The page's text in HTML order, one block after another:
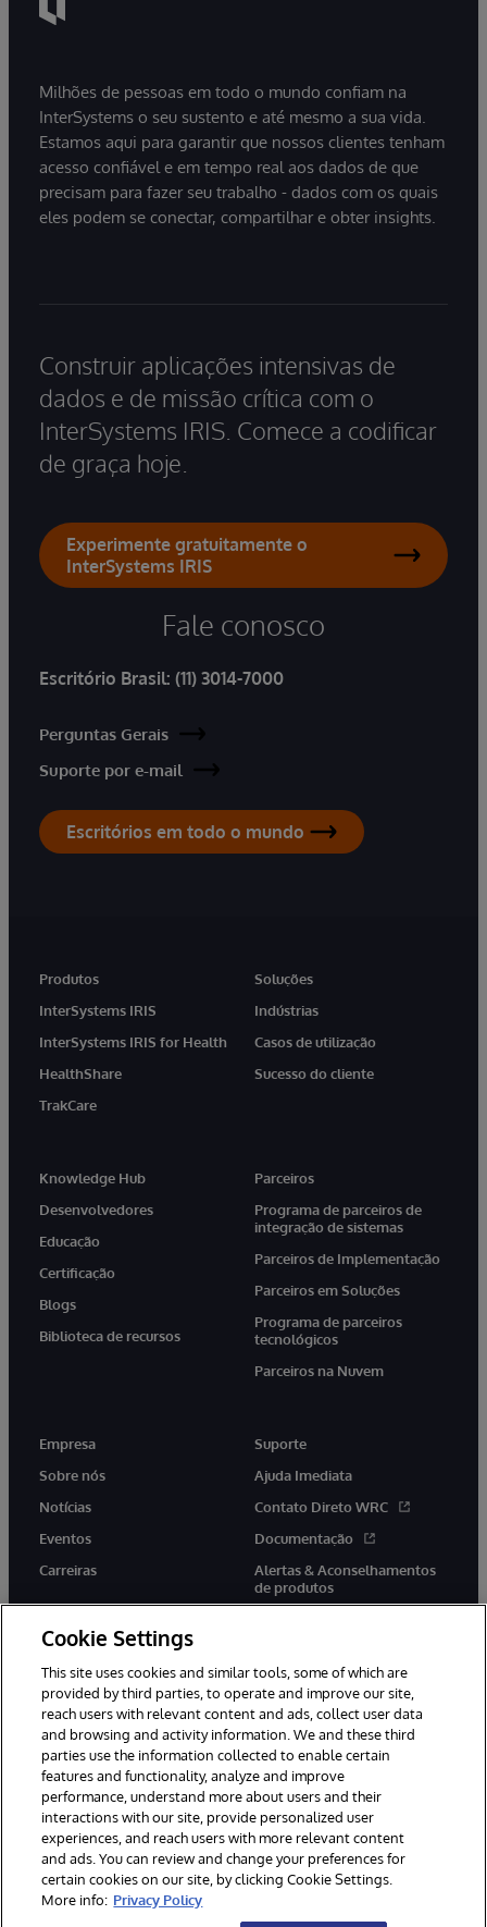
Milhões de pessoas em todo o mundo confiam na
InterSystems o seu sustento e até mesmo a sua vida.
Estamos aqui para garantir que nossos clientes tenham
acesso confiável e em tempo real aos dados de que
precisam para fazer seu trabalho - dados com os quais
eles podem se conectar, compartilhar e obter insights.
Construir aplicações intensivas de
dados e de missão crítica com o
InterSystems IRIS. Comece a codificar
de graça hoje.
Experimente gratuitamente o
InterSystems IRIS
Fale conosco
Escritório Brasil: (11) 3014-7000
Perguntas Gerais
Suporte por e-mail
Escritórios em todo o mundo
Produtos
InterSystems IRIS
InterSystems IRIS for Health
HealthShare
TrakCare
Soluções
Indústrias
Casos de utilização
Sucesso do cliente
Knowledge Hub
Desenvolvedores
Educação
Certificação
Blogs
Biblioteca de recursos
Parceiros
Programa de parceiros de
integração de sistemas
Parceiros de Implementação
Parceiros em Soluções
Programa de parceiros
tecnológicos
Parceiros na Nuvem
Empresa
Sobre nós
Notícias
Eventos
Carreiras
Suporte
Ajuda Imediata
Contato Direto WRC
Documentação
Alertas & Aconselhamentos
de produtos
twitter youtubefacebooklinkedin
© 1996-2022 InterSystems Corporation, Boston, MA. Todos os
direitos reservados.
Avisos/Termos & Condições
Declaração de Privacidade
Garantia
Acessibilidade
Cookie Settings
This site uses cookies and similar tools, some of which are
provided by third parties, to operate and improve our site,
reach users with relevant content and ads, collect user data
and browsing and activity information. We and these third
parties use the information collected to enable certain
features and functionality, analyze and improve
performance, understand more about users and their
interactions with our site, provide personalized user
experiences, and reach users with more relevant content
and ads. You can review and change your preferences for
certain cookies on our site, by clicking Cookie Settings.
More info: Privacy Policy